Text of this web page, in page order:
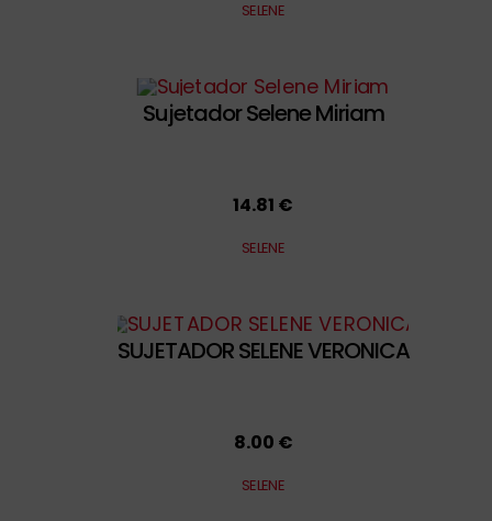
SELENE
Sujetador Selene Miriam
14.81 €
SELENE
SUJETADOR SELENE VERONICA
8.00 €
SELENE